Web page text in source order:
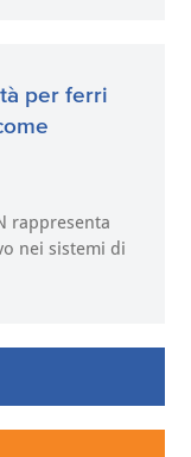
per ferri
rappresenta
nei sistemi di